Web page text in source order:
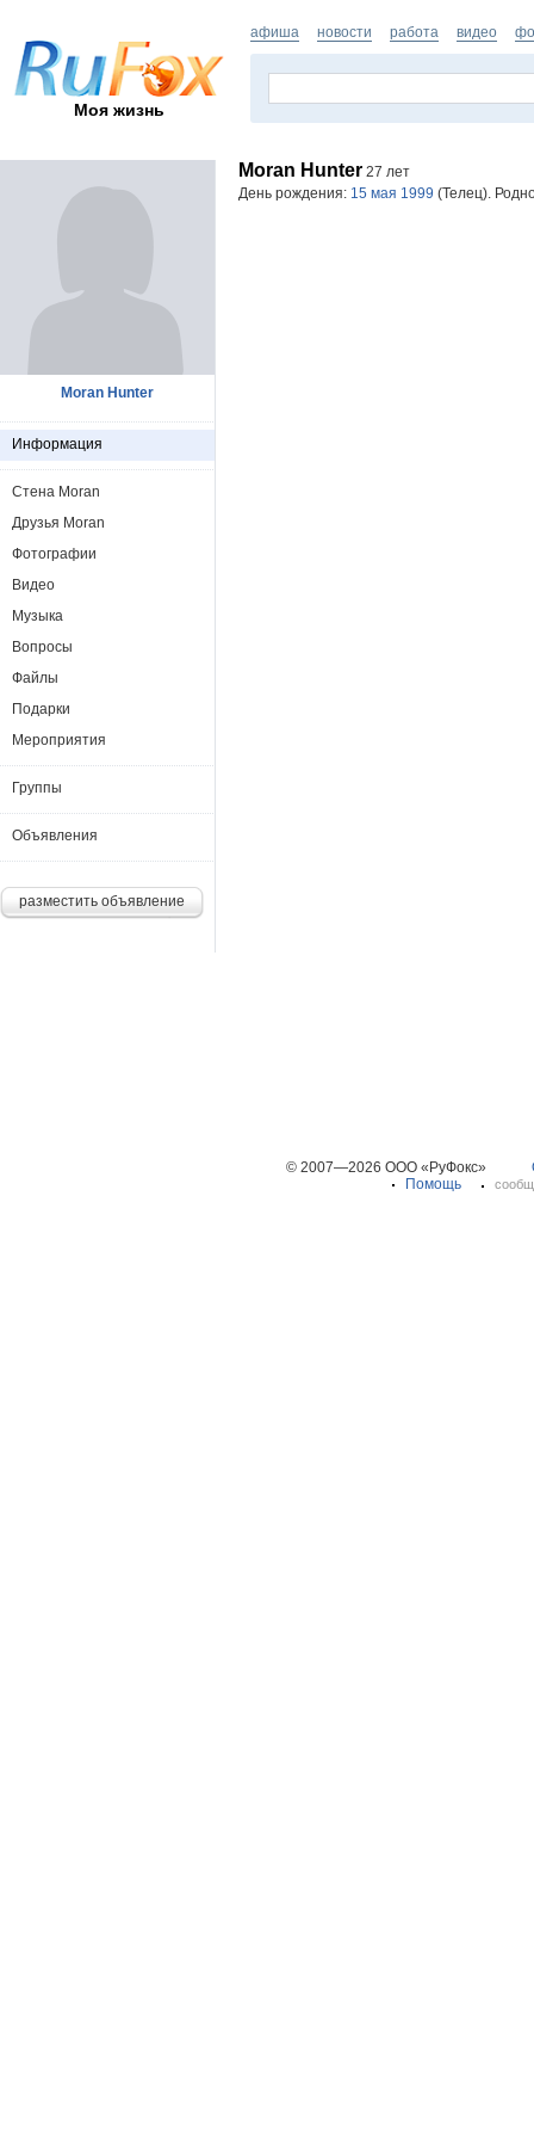
Моя жизнь
афиша новости работа видео
Moran Hunter 27 лет
День рождения: 15 мая 1999 (Телец).
Moran Hunter
Информация
Стена Moran
Друзья Moran
Фотографии
Видео
Музыка
Вопросы
Файлы
Подарки
Мероприятия
Группы
Объявления
разместить объявление
© 2007—2026 ООО «РуФокс»
Помощь